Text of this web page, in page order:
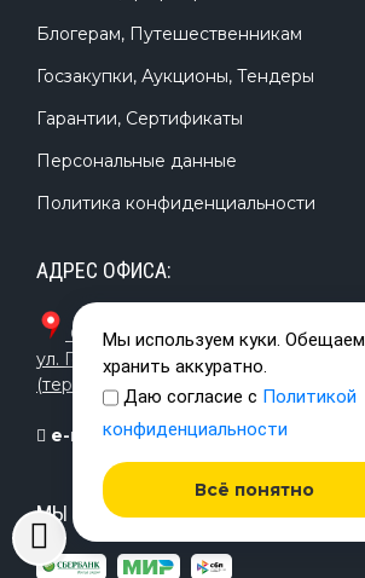
Блогерам, Путешественникам
Госзакупки, Аукционы, Тендеры
Гарантии, Сертификаты
Персональные данные
Политика конфиденциальности
АДРЕС ОФИСА:
САНКТ-ПЕТЕРБУРГ,
ул. Гельсингфорсская, д.3, оф. 535
(территория завода «Красная Нить»)
e-mail: info@timetrial.ru
МЫ ПРИНИМАЕМ К ОПЛАТЕ:
Мы используем куки. Обещаем
хранить аккуратно.
Даю согласие с Политикой
конфиденциальности
Всё понятно